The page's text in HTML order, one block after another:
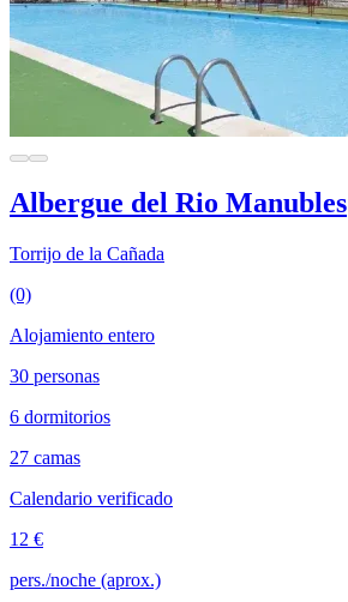
Albergue del Rio Manubles
Torrijo de la Cañada
(0)
Alojamiento entero
30 personas
6 dormitorios
27 camas
Calendario verificado
12 €
pers./noche (aprox.)